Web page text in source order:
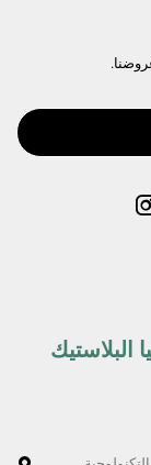
البلاستيك